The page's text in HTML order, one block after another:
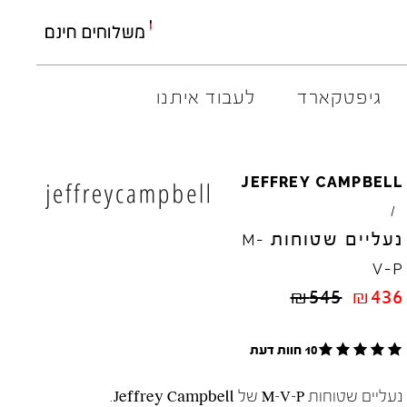
ARO
ELIA
GOLA
HOKA
LE
גיפטקארד לעבוד איתנו
JEFFREY CAMPBELL
/
נעליים שטוחות M -
V-P
₪545 ₪436
10 חוות דעת
נעליים שטוחות M-V-P של Jeffrey Campbell.